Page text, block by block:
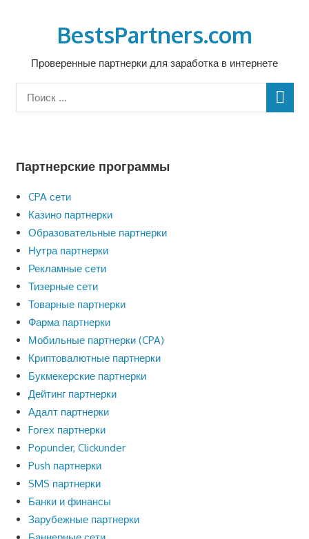
содержимомуBestsPartners.com
Проверенные партнерки для заработка в интернете
Партнерские программы
CPA сети
Казино партнерки
Образовательные партнерки
Нутра партнерки
Рекламные сети
Тизерные сети
Товарные партнерки
Фарма партнерки
Мобильные партнерки (CPA)
Криптовалютные партнерки
Букмекерские партнерки
Дейтинг партнерки
Адалт партнерки
Forex партнерки
Popunder, Clickunder
Push партнерки
SMS партнерки
Банки и финансы
Зарубежные партнерки